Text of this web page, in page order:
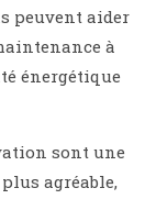
peuvent aider
à
énergétique
sont une
agréable,